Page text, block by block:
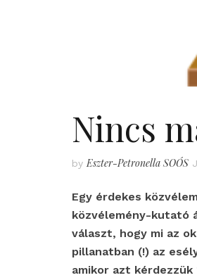
Nincs
by Eszter-Petronella SOÓS
Egy érdekes
közvélemény-kutató
választ, hogy mi az
pillanatban (!) az
amikor azt kérdezzük